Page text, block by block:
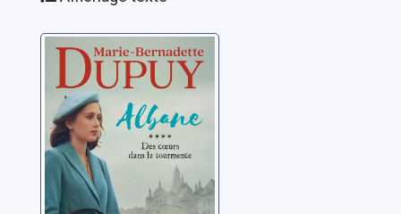
Albane 04: Des
coeurs dans la
tourmente
Dupuy, Marie-
Bernadette